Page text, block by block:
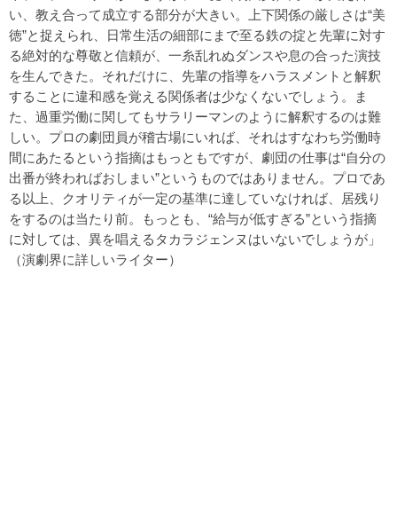
い、教え合って成立する部分が大きい。上下関係の厳しさは“美
徳”と捉えられ、日常生活の細部にまで至る鉄の掟と先輩に対す
る絶対的な尊敬と信頼が、一糸乱れぬダンスや息の合った演技
を生んできた。それだけに、先輩の指導をハラスメントと解釈
することに違和感を覚える関係者は少なくないでしょう。ま
た、過重労働に関してもサラリーマンのように解釈するのは難
しい。プロの劇団員が稽古場にいれば、それはすなわち労働時
間にあたるという指摘はもっともですが、劇団の仕事は“自分の
出番が終わればおしまい”というものではありません。プロであ
る以上、クオリティが一定の基準に達していなければ、居残り
をするのは当たり前。もっとも、“給与が低すぎる”という指摘
に対しては、異を唱えるタカラジェンヌはいないでしょうが」
（演劇界に詳しいライター）